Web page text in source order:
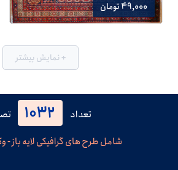
49,000 تومان
+ نمایش بیشتر
تعداد 1032
شامل طرح های گرافیکی لایه باز -